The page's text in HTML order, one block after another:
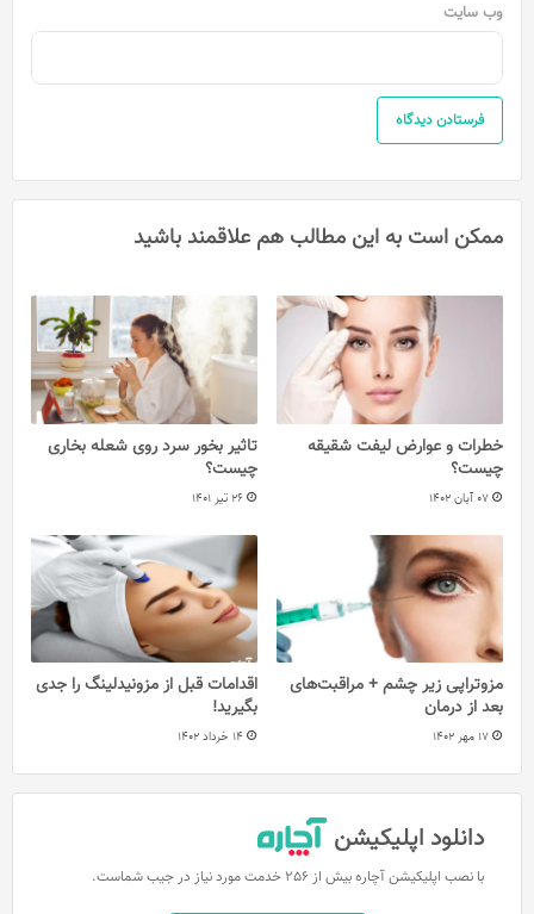
وب‌ سایت
ممکن است به این مطالب هم علاقمند باشید
خطرات و عوارض لیفت شقیقه
چیست؟
07 آبان 1402
تاثیر بخور سرد روی شعله بخاری
چیست؟
26 تیر 1401
مزوتراپی زیر چشم + مراقبت‌های
بعد از درمان
17 مهر 1402
اقدامات قبل از مزونیدلینگ را جدی
بگیرید!
14 خرداد 1402
دانلود اپلیکیشن
با نصب اپلیکیشن آچاره بیش از 256 خدمت مورد نیاز در جیب شماست.